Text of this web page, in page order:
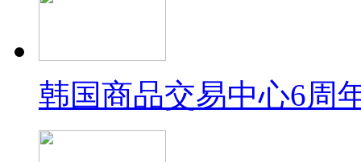
韩国商品交易中心6周